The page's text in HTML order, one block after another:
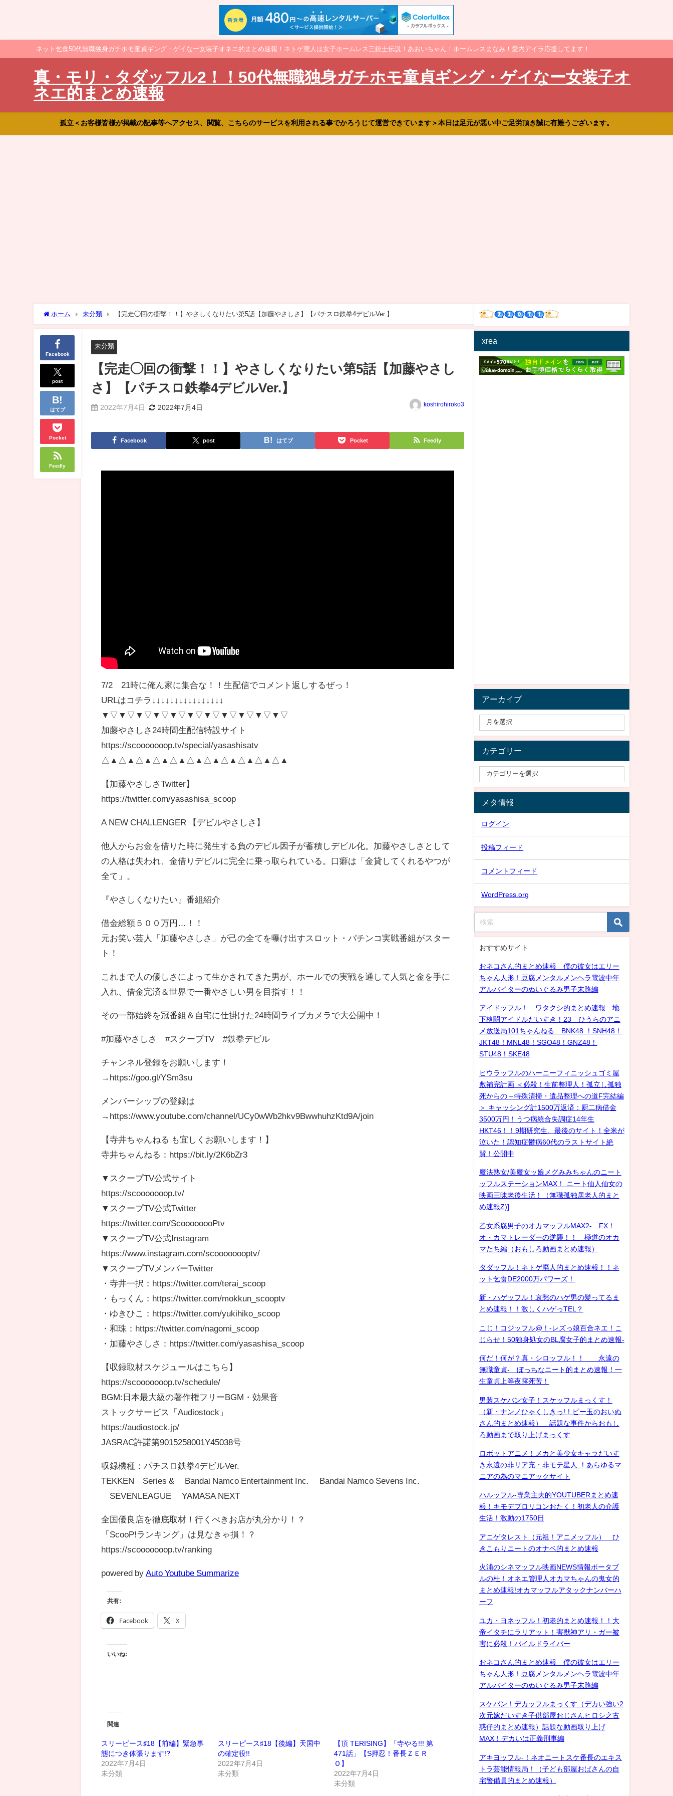
ネット乞食50代無職独身ガチホモ童貞ギング・ゲイなー女装子オネエ的まとめ速報！ネトゲ廃人は女子ホームレス三銃士伝説！あおいちゃん！ホームレスまなみ！愛内アイラ応援してます！
真・モリ・タダッフル2！！50代無職独身ガチホモ童貞ギング・ゲイなー女装子オ
ネエ的まとめ速報
孤立＜お客様皆様が掲載の記事等へアクセス、閲覧、こちらのサービスを利用される事でかろうじて運営できています＞本日は足元が悪い中ご足労頂き誠に有難うございます。
ホーム 未分類 【完走◯回の衝撃！！】やさしくなりたい第5話【加藤やさしさ】【パチスロ鉄拳4デビルVer.】
Facebook
post
はてブ
Pocket
Feedly
未分類
【完走◯回の衝撃！！】やさしくなりたい第5話【加藤やさし
さ】【パチスロ鉄拳4デビルVer.】
2022年7月4日 2022年7月4日 koshirohiroko3
Facebook post はてブ Pocket Feedly
7/2 21時に俺ん家に集合な！！生配信でコメント返しするぜっ！
URLはコチラ↓↓↓↓↓↓↓↓↓↓↓↓↓↓↓↓
▼▽▼▽▼▽▼▽▼▽▼▽▼▽▼▽▼▽▼▽▼▽
加藤やさしさ24時間生配信特設サイト
https://scooooooop.tv/special/yasashisatv
△▲△▲△▲△▲△▲△▲△▲△▲△▲△▲△▲
【加藤やさしさTwitter】
https://twitter.com/yasashisa_scoop
A NEW CHALLENGER 【デビルやさしさ】
他人からお金を借りた時に発生する負のデビル因子が蓄積しデビル化。加藤やさしさとして
の人格は失われ、金借りデビルに完全に乗っ取られている。口癖は「金貸してくれるやつが
全て」。
『やさしくなりたい』番組紹介
借金総額５００万円…！！
元お笑い芸人「加藤やさしさ」が己の全てを曝け出すスロット・パチンコ実戦番組がスター
ト！
これまで人の優しさによって生かされてきた男が、ホールでの実戦を通して人気と金を手に
入れ、借金完済＆世界で一番やさしい男を目指す！！
その一部始終を冠番組＆自宅に仕掛けた24時間ライブカメラで大公開中！
#加藤やさしさ #スクープTV #鉄拳デビル
チャンネル登録をお願いします！
→https://goo.gl/YSm3su
メンバーシップの登録は
→https://www.youtube.com/channel/UCy0wWb2hkv9BwwhuhzKtd9A/join
【寺井ちゃんねる も宜しくお願いします！】
寺井ちゃんねる：https://bit.ly/2K6bZr3
▼スクープTV公式サイト
https://scooooooop.tv/
▼スクープTV公式Twitter
https://twitter.com/ScoooooooPtv
▼スクープTV公式Instagram
https://www.instagram.com/scoooooooptv/
▼スクープTVメンバーTwitter
・寺井一択：https://twitter.com/terai_scoop
・もっくん：https://twitter.com/mokkun_scooptv
・ゆきひこ：https://twitter.com/yukihiko_scoop
・和珠：https://twitter.com/nagomi_scoop
・加藤やさしさ：https://twitter.com/yasashisa_scoop
【収録取材スケジュールはこちら】
https://scooooooop.tv/schedule/
BGM:日本最大級の著作権フリーBGM・効果音
ストックサービス「Audiostock」
https://audiostock.jp/
JASRAC許諾第9015258001Y45038号
収録機種：パチスロ鉄拳4デビルVer.
TEKKEN™Series & ©Bandai Namco Entertainment Inc. ©Bandai Namco Sevens Inc.
©SEVENLEAGUE ©YAMASA NEXT
全国優良店を徹底取材！行くべきお店が丸分かり！？
「ScooP!ランキング」は見なきゃ損！？
https://scooooooop.tv/ranking
powered by Auto Youtube Summarize
共有:
Facebook X
いいね:
関連
スリーピース♯18【前編】緊急事
態につき体張ります!?
2022年7月4日
未分類
スリーピース♯18【後編】天国中
の確定役!!
2022年7月4日
未分類
【頂 TERISING】「寺やる!!! 第
471話」【S押忍！番長ＺＥＲ
Ｏ】
2022年7月4日
未分類
xrea
アーカイブ
カテゴリー
メタ情報
ログイン
投稿フィード
コメントフィード
WordPress.org
おすすめサイト
おネコさん的まとめ速報 僕の彼女はエリー
ちゃん人形！豆腐メンタルメンヘラ電波中年
アルバイターのぬいぐるみ男子末路編
アイドッフル！ ワタクシ的まとめ速報 地
下格闘アイドルだいすき！23 ひうらのアニ
メ放送局101ちゃんねる BNK48 ！SNH48！
JKT48！MNL48！SGO48！GNZ48！
STU48！SKE48
ヒウラッフルのハーニーフィニッシュゴミ屋
敷補完計画 ＜必殺！生前整理人！孤立し孤独
死からの～特殊清掃・遺品整理への道F完結編
＞ キャッシング計1500万返済：厨二病借金
3500万円！うつ病統合失調症14年生
HKT46！！9期研究生、最後のサイト！全米が
泣いた！認知症鬱病60代のラストサイト絶
賛！公開中
魔法熟女/美魔女ッ娘メグみみちゃんのニート
ッフルステーションMAX！ ニート仙人仙女の
映画三昧老後生活！（無職孤独居老人的まと
め速報Z)]
乙女系腐男子のオカマッフルMAX2- FX！
オ・カマトレーダーの逆襲！！ 極道のオカ
マたち編（おもしろ動画まとめ速報）
タダッフル！ネトゲ廃人的まとめ速報！！ネ
ット乞食DE2000万パワーズ！
新・ハゲッフル！哀愁のハゲ男の髪ってるま
とめ速報！！激しくハゲっTEL？
こじ！コジッフル@！-レズっ娘百合ネエ！こ
じらせ！50独身処女のBL腐女子的まとめ速報-
何だ！何が？真・シロッフル！！ 永遠の
無職童貞- ぼっちなニート的まとめ速報！一
生童貞上等夜露死苦！
男装スケバン女子！スケッフルまっくす！
（新・ナンノひゃくしきっ!！ビー玉のおいぬ
さん的まとめ速報） 話題な事件からおもし
ろ動画まで取り上げまっくす
ロボットアニメ！メカと美少女キャラだいす
き永遠の非リア充・非モテ星人 ！あらゆるマ
ニアの為のマニアックサイト
ハルッフル-専業主夫的YOUTUBERまとめ速
報！キモデブロリコンおたく！初老人の介護
生活！激動の1750日
アニゲタレスト（元祖！アニメッフル） ひ
きこもりニートのオナベ的まとめ速報
火浦のシネマッフル映画NEWS情報ポータブ
ルの杜！オネエ管理人オカマちゃんの鬼女的
まとめ速報!オカマッフルアタックナンバーハ
ーフ
ユカ・ヨネッフル！初老的まとめ速報！！大
帝イタチにラリアット！害獣神アリ・ガー被
害に必殺！パイルドライバー
おネコさん的まとめ速報 僕の彼女はエリー
ちゃん人形！豆腐メンタルメンヘラ電波中年
アルバイターのぬいぐるみ男子末路編
スケバン！デカッフルまっくす（デカい強い2
次元嫁だいすき子供部屋おじさんヒロシ之古
惑仔的まとめ速報）話題な動画取り上げ
MAX！デカいは正義刑事編
アキヨッフル-！ネオニートスケ番長のエキス
トラ芸能情報局！（子ども部屋おばさんの自
宅警備員的まとめ速報）